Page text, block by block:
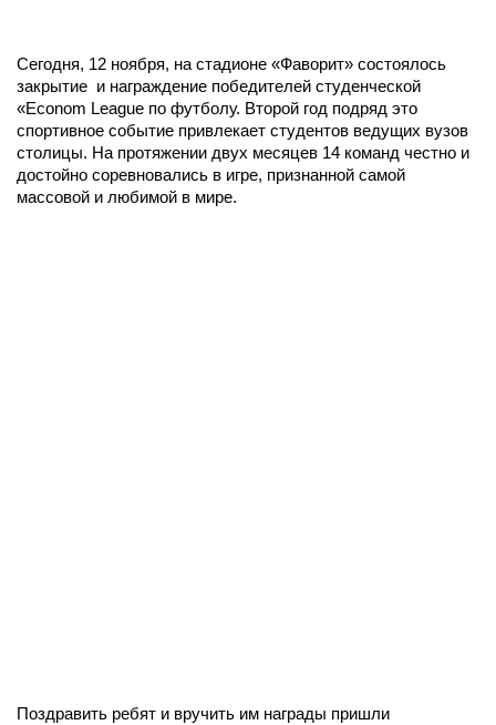
Сегодня, 12 ноября, на стадионе «Фаворит» состоялось
закрытие и награждение победителей студенческой
«Econom League по футболу. Второй год подряд это
спортивное событие привлекает студентов ведущих вузов
столицы. На протяжении двух месяцев 14 команд честно и
достойно соревновались в игре, признанной самой
массовой и любимой в мире.
Поздравить ребят и вручить им награды пришли